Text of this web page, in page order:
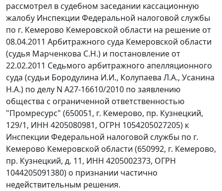
рассмотрел в судебном заседании кассационную
жалобу Инспекции Федеральной налоговой службы
по г. Кемерово Кемеровской области на решение от
08.04.2011 Арбитражного суда Кемеровской области
(судья Марченкова С.Н.) и постановление от
22.02.2011 Седьмого арбитражного апелляционного
суда (судьи Бородулина И.И., Колупаева Л.А., Усанина
Н.А.) по делу N А27-16610/2010 по заявлению
общества с ограниченной ответственностью
"Промресурс" (650051, г. Кемерово, пр. Кузнецкий,
129/1, ИНН 4205080981, ОГРН 1054205027205) к
Инспекции Федеральной налоговой службы по г.
Кемерово Кемеровской области (650992, г. Кемерово,
пр. Кузнецкий, д. 11, ИНН 4205002373, ОГРН
1044205091380) о признании частично
недействительным решения.